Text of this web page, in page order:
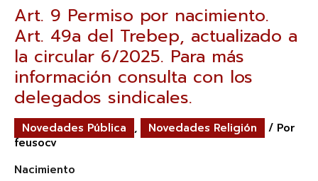
Art. 9 Permiso por nacimiento.
Art. 49a del Trebep, actualizado a
la circular 6/2025. Para más
información consulta con los
delegados sindicales.
Novedades Pública , Novedades Religión
/ Por
feusocv
Nacimiento
Permiso
por
nacimiento.
Art.
49a
del
Trebep,
actualizado
a
circular
Para